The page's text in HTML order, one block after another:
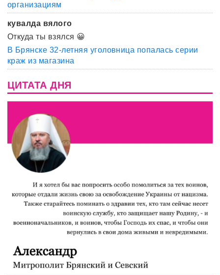
организациям
кувалда вялого
Откуда ты взялся 😀
В Брянске 32-летняя уголовница попалась серии
краж из магазина
ЦИТАТА ДНЯ